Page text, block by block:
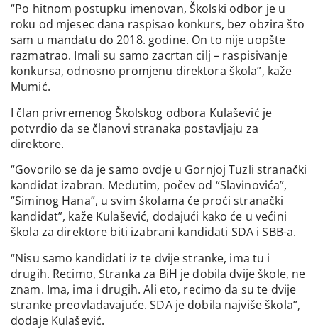
“Po hitnom postupku imenovan, Školski odbor je u
roku od mjesec dana raspisao konkurs, bez obzira što
sam u mandatu do 2018. godine. On to nije uopšte
razmatrao. Imali su samo zacrtan cilj – raspisivanje
konkursa, odnosno promjenu direktora škola”, kaže
Mumić.
I član privremenog Školskog odbora Kulašević je
potvrdio da se članovi stranaka postavljaju za
direktore.
“Govorilo se da je samo ovdje u Gornjoj Tuzli stranački
kandidat izabran. Međutim, počev od “Slavinovića”,
“Siminog Hana”, u svim školama će proći stranački
kandidat”, kaže Kulašević, dodajući kako će u većini
škola za direktore biti izabrani kandidati SDA i SBB-a.
“Nisu samo kandidati iz te dvije stranke, ima tu i
drugih. Recimo, Stranka za BiH je dobila dvije škole, ne
znam. Ima, ima i drugih. Ali eto, recimo da su te dvije
stranke preovladavajuće. SDA je dobila najviše škola”,
dodaje Kulašević.